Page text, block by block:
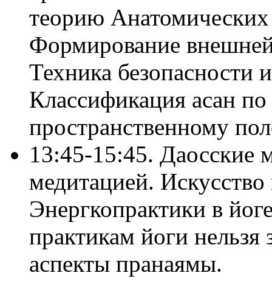
теорию
Формирование
Техника безопасности
Классификация асан
пространственному
13:45-15:45. Даосские
медитацией.
Энергкопрактики в
практикам йоги нельзя
аспекты пранаямы.